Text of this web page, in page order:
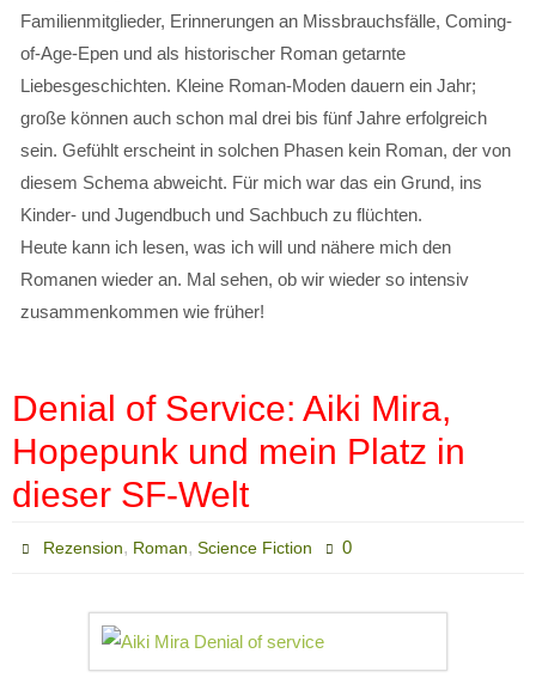
Familienmitglieder, Erinnerungen an Missbrauchsfälle, Coming-
of-Age-Epen und als historischer Roman getarnte
Liebesgeschichten. Kleine Roman-Moden dauern ein Jahr;
große können auch schon mal drei bis fünf Jahre erfolgreich
sein. Gefühlt erscheint in solchen Phasen kein Roman, der von
diesem Schema abweicht. Für mich war das ein Grund, ins
Kinder- und Jugendbuch und Sachbuch zu flüchten.
Heute kann ich lesen, was ich will und nähere mich den
Romanen wieder an. Mal sehen, ob wir wieder so intensiv
zusammenkommen wie früher!
Denial of Service: Aiki Mira,
Hopepunk und mein Platz in
dieser SF-Welt
Rezension, Roman,Science Fiction 0